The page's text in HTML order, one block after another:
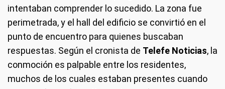
intentaban comprender lo sucedido. La zona fue
perimetrada, y el hall del edificio se convirtió en el
punto de encuentro para quienes buscaban
respuestas. Según el cronista de Telefe Noticias, la
conmoción es palpable entre los residentes,
muchos de los cuales estaban presentes cuando